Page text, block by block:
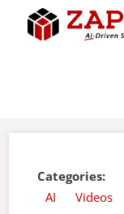
Categories:
AI
Videos